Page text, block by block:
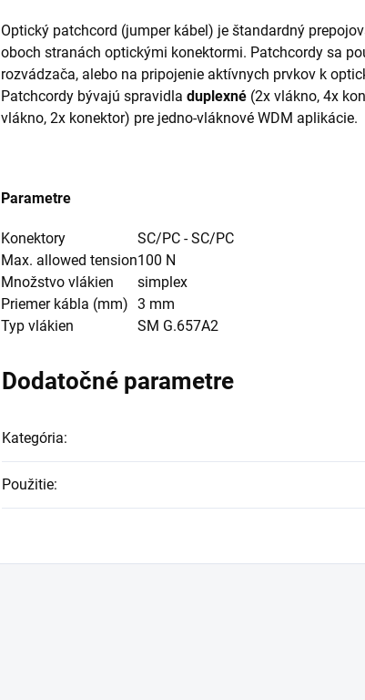
Optický patchcord (jumper kábel) je štandardný
oboch stranách optickými konektormi. Patchcordy sa
rozvádzača, alebo na pripojenie aktívnych prvkov k
Patchcordy bývajú spravidla duplexné (2x vlákno, 4x
vlákno, 2x konektor) pre jedno-vláknové WDM aplikácie.
Parametre
Konektory
SC/PC - SC/PC
Max. allowed tension100 N
Množstvo vlákien
simplex
Priemer kábla (mm) 3 mm
Typ vlákien
SM G.657A2
Dodatočné parametre
Kategória:
Použitie: